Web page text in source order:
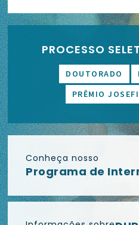
PROCESSO
DOUTORADO
PRÊMIO
Conheça nosso
Programa de